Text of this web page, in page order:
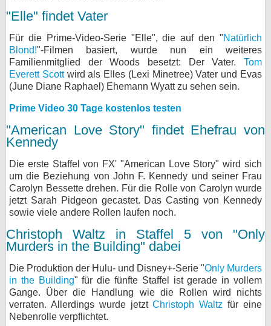
"Elle" findet Vater
Für die Prime-Video-Serie "Elle", die auf den "Natürlich
Blond!"-Filmen basiert, wurde nun ein weiteres
Familienmitglied der Woods besetzt: Der Vater. Tom
Everett Scottwird als Elles (Lexi Minetree) Vater und Evas
(June Diane Raphael) Ehemann Wyatt zu sehen sein.
Prime Video 30 Tage kostenlos testen
"American Love Story" findet Ehefrau von
Kennedy
Die erste Staffel von FX' "American Love Story" wird sich
um die Beziehung von John F. Kennedy und seiner Frau
Carolyn Bessette drehen. Für die Rolle von Carolyn wurde
jetzt Sarah Pidgeon gecastet. Das Casting von Kennedy
sowie viele andere Rollen laufen noch.
Christoph Waltz in Staffel 5 von "Only
Murders in the Building" dabei
Die Produktion der Hulu- und Disney+-Serie "Only Murders
in the Building" für die fünfte Staffel ist gerade in vollem
Gange. Über die Handlung wie die Rollen wird nichts
verraten. Allerdings wurde jetztChristoph Waltz für eine
Nebenrolle verpflichtet.
Nutzungsbedingungen
Datenschutz
Cookie-Einstellungen
Impressum
Desktop-Ansicht